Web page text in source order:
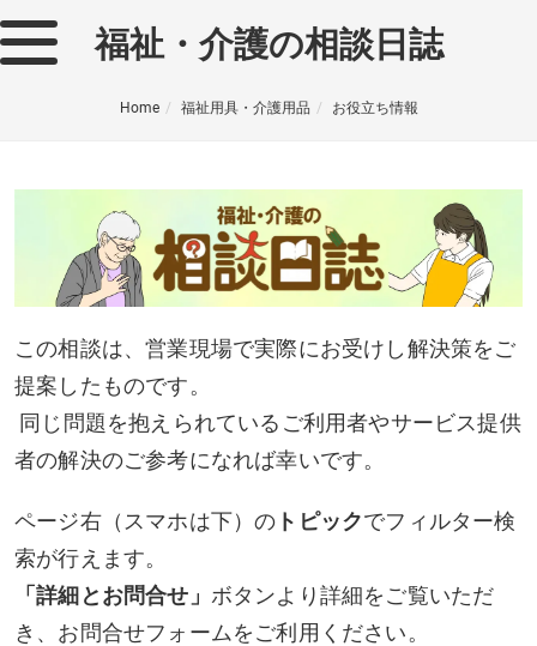
福祉・介護の相談日誌
Home 福祉用具・介護用品 お役立ち情報
この相談は、営業現場で実際にお受けし解決策をご
提案したものです。
同じ問題を抱えられているご利用者やサービス提供
者の解決のご参考になれば幸いです。
ページ右（スマホは下）の トピックでフィルター検
索が行えます。
「詳細とお問合せ」 ボタンより詳細をご覧いただ
き、お問合せフォームをご利用ください。